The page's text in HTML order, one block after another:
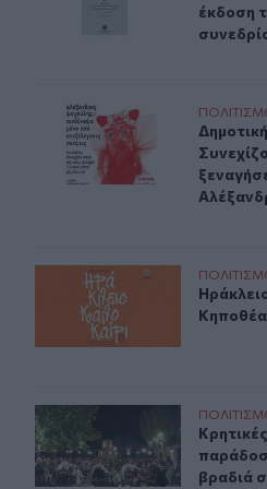
έκδοση
Δημοτική Πινακοθήκη
Ηράκλειο: Οι
Κρητικές γεύσεις και
βραδιά